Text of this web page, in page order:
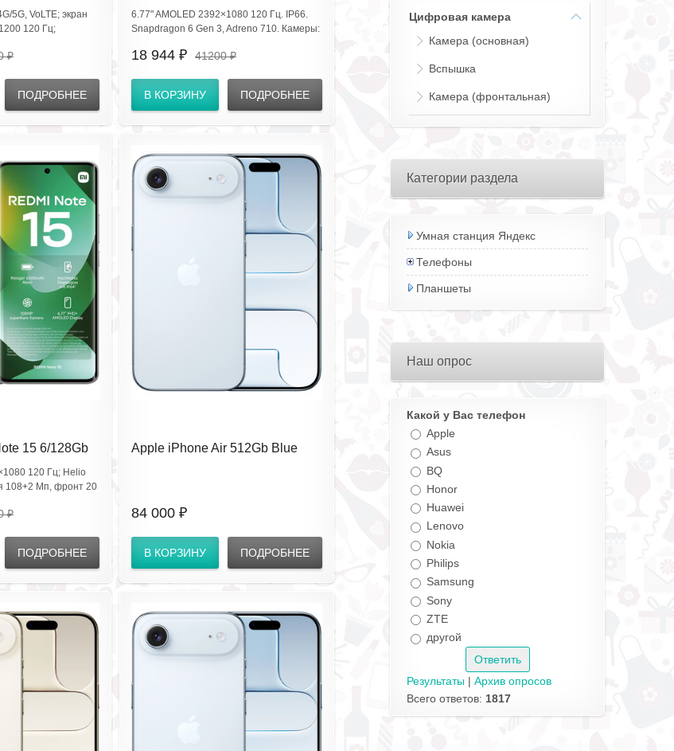
NX1 (EAC)
5G, VoLTE; экран
120 Гц;
45W; Wi‑Fi
₽
ПОДРОБНЕЕ
Version 25118PC98G
6.77" AMOLED 2392×1080 120 Гц. IP66.
Snapdragon 6 Gen 3, Adreno 710. Камеры:
5520 мА·ч, зарядка 45 Вт
18 944 ₽ 41200 ₽
В КОРЗИНУ ПОДРОБНЕЕ
15 6/128Gb
(EAC)120 Гц; Helio
108+2 Мп, фронт 20
без NFC
₽
ПОДРОБНЕЕ
Apple iPhone Air 512Gb Blue
84 000 ₽
В КОРЗИНУ ПОДРОБНЕЕ
Цифровая камера
Камера (основная)
Вспышка
Камера (фронтальная)
Категории раздела
Умная станция Яндекс
Телефоны
Планшеты
Наш опрос
Какой у Вас телефон
Apple
Asus
BQ
Honor
Huawei
Lenovo
Nokia
Philips
Samsung
Sony
ZTE
другой
Результаты | Архив опросов
Всего ответов: 1817